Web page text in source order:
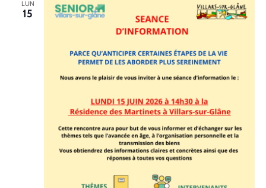
LUN
15